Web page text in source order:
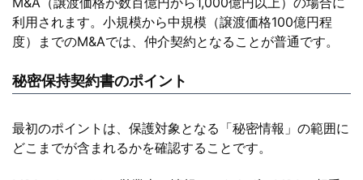
利用されます。小規模から中規模（譲渡価格100億円程
度）までのM&Aでは、仲介契約となることが普通です。
秘密保持契約書のポイント
最初のポイントは、保護対象となる「秘密情報」の範囲に
どこまでが含まれるかを確認することです。